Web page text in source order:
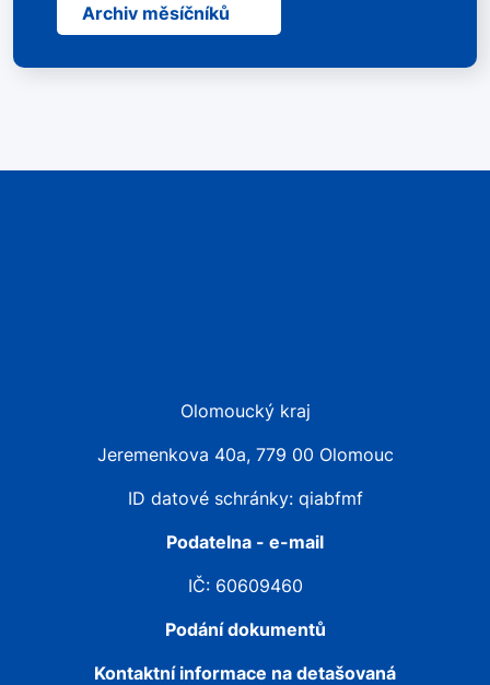
Archiv měsíčníků
Olomoucký kraj
Jeremenkova 40a, 779 00 Olomouc
ID datové schránky: qiabfmf
Podatelna - e-mail
IČ: 60609460
Podání dokumentů
Kontaktní informace na detašovaná